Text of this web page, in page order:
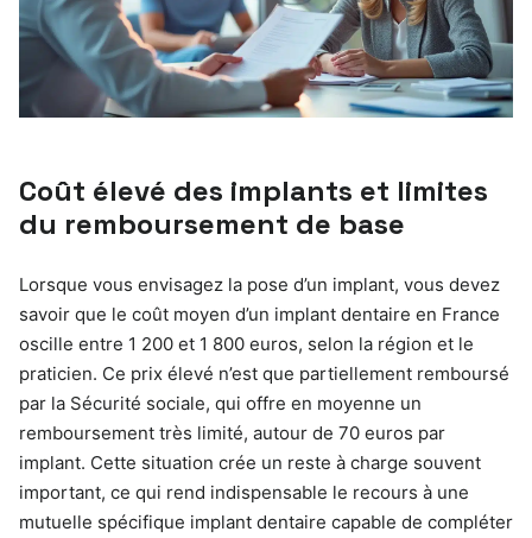
Coût élevé des implants et limites
du remboursement de base
Lorsque vous envisagez la pose d’un implant, vous devez
savoir que le coût moyen d’un implant dentaire en France
oscille entre 1 200 et 1 800 euros, selon la région et le
praticien. Ce prix élevé n’est que partiellement remboursé
par la Sécurité sociale, qui offre en moyenne un
remboursement très limité, autour de 70 euros par
implant. Cette situation crée un reste à charge souvent
important, ce qui rend indispensable le recours à une
mutuelle spécifique implant dentaire capable de compléter